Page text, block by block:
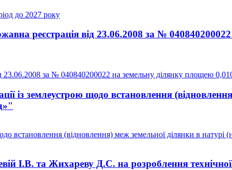
до 2027 року
реєстрація від 23.06.2008 за №
за № 040840200022 на земельну ділянку площею
із землеустрою щодо встановлення
(відновлення) меж земельної ділянки в натурі
та Жихареву Д.С. на розроблення технічної